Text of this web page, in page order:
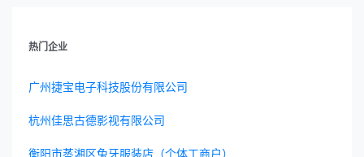
热门企业
广州捷宝电子科技股份有限公司
杭州佳思古德影视有限公司
衡阳市蒸湘区兔牙服装店（个体工商户）